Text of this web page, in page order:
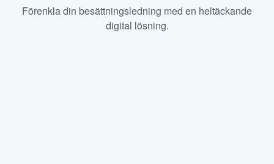
Förenkla din besättningsledning med en heltäckande
digital lösning.